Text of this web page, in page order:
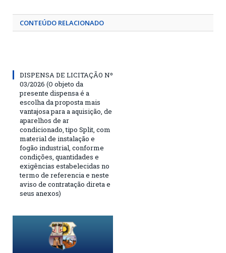
CONTEÚDO RELACIONADO
DISPENSA DE LICITAÇÃO Nº
03/2026 (O objeto da
presente dispensa é a
escolha da proposta mais
vantajosa para a aquisição, de
aparelhos de ar
condicionado, tipo Split, com
material de instalação e
fogão industrial, conforme
condições, quantidades e
exigências estabelecidas no
termo de referencia e neste
aviso de contratação direta e
seus anexos)